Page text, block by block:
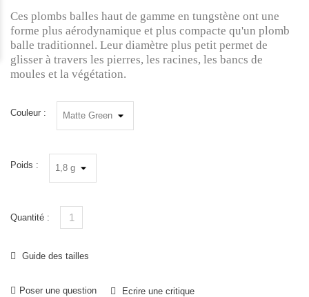
Ces plombs balles haut de gamme en tungstène ont une
forme plus aérodynamique et plus compacte qu'un plomb
balle traditionnel. Leur diamètre plus petit permet de
glisser à travers les pierres, les racines, les bancs de
moules et la végétation.
Couleur :
Poids :
Quantité :
Guide des tailles
Poser une question Ecrire une critique